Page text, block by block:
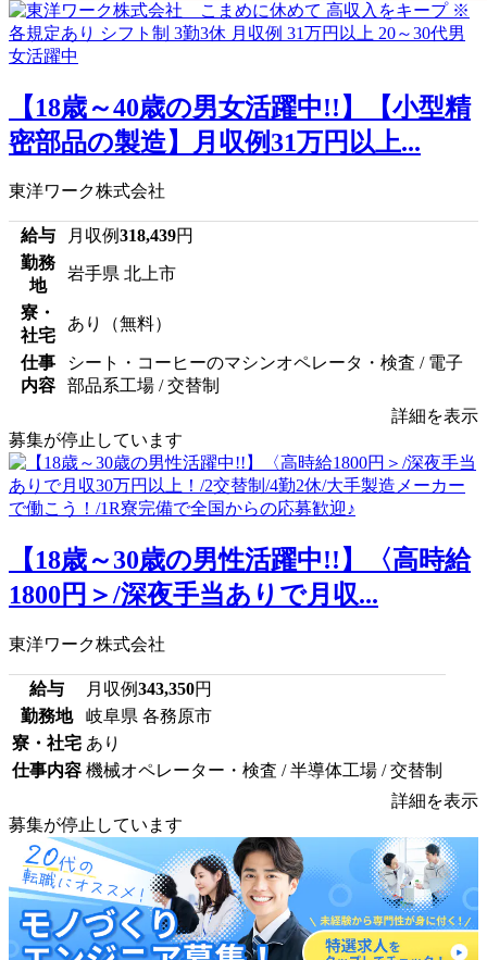
【18歳～40歳の男女活躍中!!】【小型精
密部品の製造】月収例31万円以上...
東洋ワーク株式会社
給与 月収例318,439円
勤務
地
岩手県 北上市
寮・
社宅
あり（無料）
仕事
内容
シート・コーヒーのマシンオペレータ・検査 / 電子
部品系工場 / 交替制
詳細を表示
募集が停止しています
【18歳～30歳の男性活躍中!!】〈高時給
1800円＞/深夜手当ありで月収...
東洋ワーク株式会社
給与 月収例343,350円
勤務地
岐阜県 各務原市
寮・社宅 あり
仕事内容 機械オペレーター・検査 / 半導体工場 / 交替制
詳細を表示
募集が停止しています